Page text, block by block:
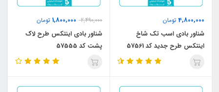
4,800,000تومان
شناور بادی اسب تک شاخ
اینتکس طرح جدید کد 57561
2,490,000
1,800,000 تومان
شناور بادی اینتکس طرح لاک
پشت کد 57555